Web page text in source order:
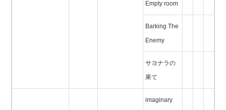
Empty room
Barking The
Enemy
サヨナラの
果て
imaginary